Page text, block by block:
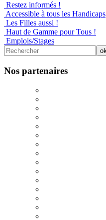
Restez informés !
Accessible à tous les Handicaps
Les Filles aussi !
Haut de Gamme pour Tous !
Emplois/Stages
Nos partenaires